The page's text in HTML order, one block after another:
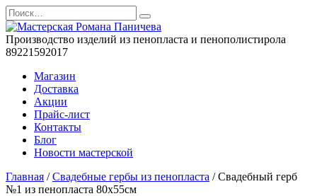
Перейти
к
содержанию
Search
for:
Производство изделий из пенопласта и пенополистирола
89221592017
Магазин
Доставка
Акции
Прайс-лист
Контакты
Блог
Новости мастерской
Главная /Свадебные гербы из пенопласта / Свадебный герб
№1 из пенопласта 80х55см